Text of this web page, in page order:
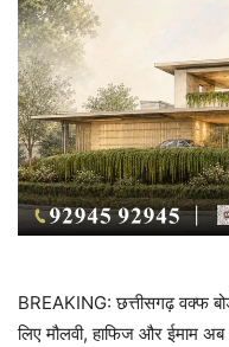
BREAKING: छत्तीसगढ़ वक्फ
लिए मौलवी, हाफिज और ईमाम